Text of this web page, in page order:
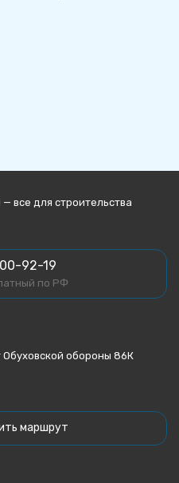
для строительства
92-19
по РФ
Обуховской обороны 86К
маршрут